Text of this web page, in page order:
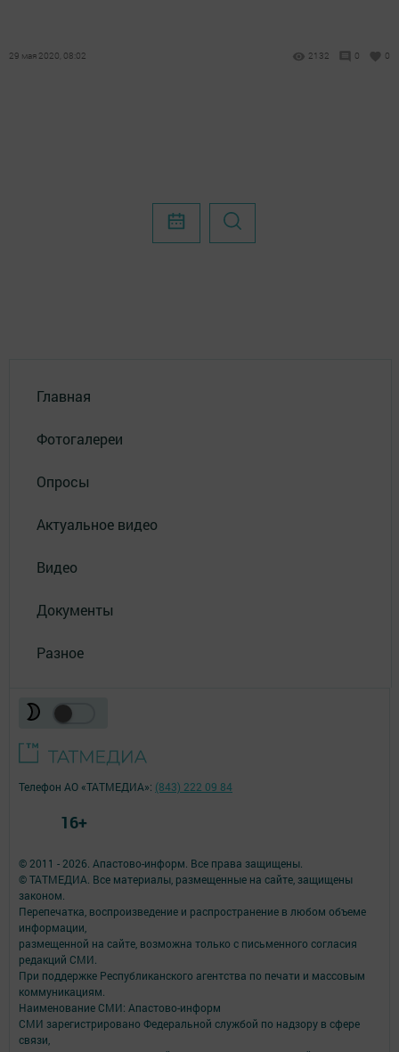
29 мая 2020, 08:02 2132 0 0
Главная
Фотогалереи
Опросы
Актуальное видео
Видео
Документы
Разное
© 2011 - 2026. Апастово-информ. Все права защищены.
© ТАТМЕДИА. Все материалы, размещенные на сайте, защищены
законом.
Перепечатка, воспроизведение и распространение в любом объеме
информации,
размещенной на сайте, возможна только с письменного согласия
редакций СМИ.
При поддержке Республиканского агентства по печати и массовым
коммуникациям.
Наименование СМИ: Апастово-информ
СМИ зарегистрировано Федеральной службой по надзору в сфере
связи,
Телефон АО «ТАТМЕДИА»: (843) 222 09 84
16+